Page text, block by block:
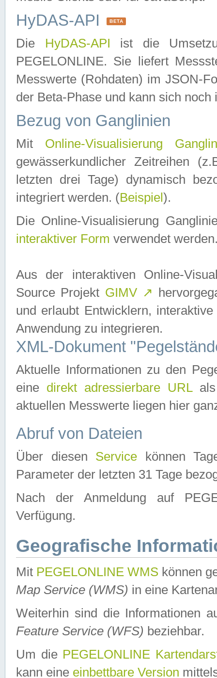
HyDAS-API BETA
Die HyDAS-API ist die
PEGELONLINE. Sie liefert
Messwerte (Rohdaten) im JSON-
der Beta-Phase und kann sich noch
Bezug von Ganglinien
Mit Online-Visualisierung
gewässerkundlicher Zeitreihen
letzten drei Tage) dynamisch
integriert werden. (Beispiel ).
Die Online-Visualisierung
interaktiver Form verwendet
Aus der interaktiven Online-
Source Projekt GIMV ↗
und erlaubt Entwicklern,
Anwendung zu integrieren.
XML-Dokument
Aktuelle Informationen zu den
eine direkt adressierbare URLals
aktuellen Messwerte liegen hier
Abruf von Dateien
Über diesen Service können
Parameter der letzten 31 Tage
Nach der Anmeldung auf
Verfügung.
Geografische
Mit PEGELONLINE WMS können
Map Service (WMS) in eine
Weiterhin sind die Informationen
Feature Service (WFS) beziehbar.
Um die PEGELONLINE
kann eine einbettbare Version